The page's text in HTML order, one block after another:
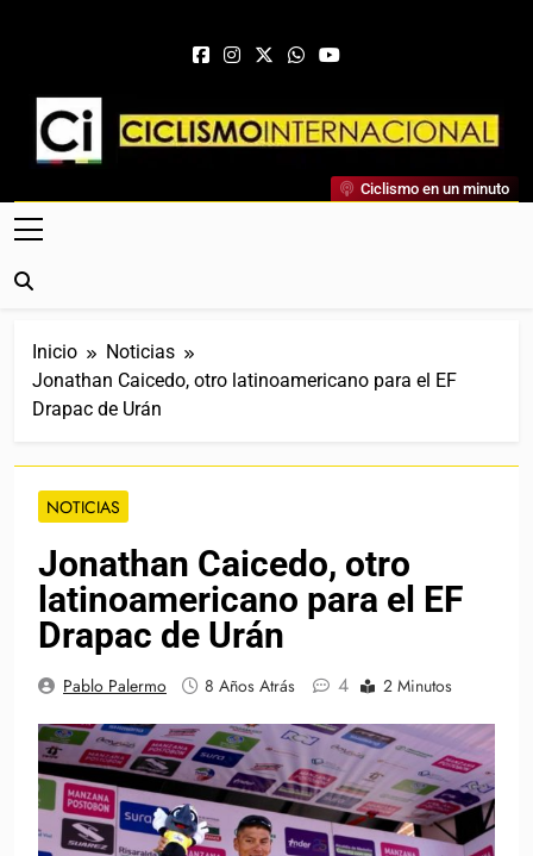
Ciclismo Internacional
Web Dedicada Al Ciclismo Mundial. Entrevistas, Análisis,
Crónicas, Previas Y Más. La Web Ciclista De Referencia.
Ciclismo en un minuto
Inicio
Noticias
Jonathan Caicedo, otro latinoamericano para el EF
Drapac de Urán
NOTICIAS
Jonathan Caicedo, otro
latinoamericano para el EF
Drapac de Urán
Pablo Palermo 8 Años Atrás 4 2 Minutos